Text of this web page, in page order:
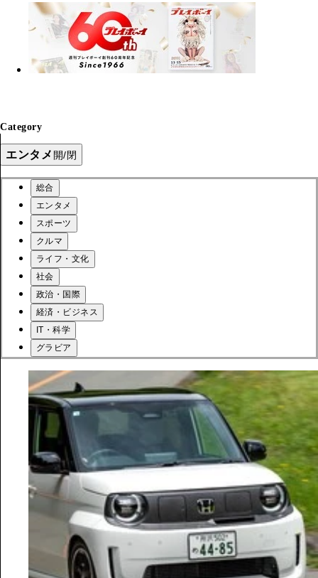
Category
エンタメ 開/閉
総合
エンタメ
スポーツ
クルマ
ライフ・文化
社会
政治・国際
経済・ビジネス
IT・科学
グラビア